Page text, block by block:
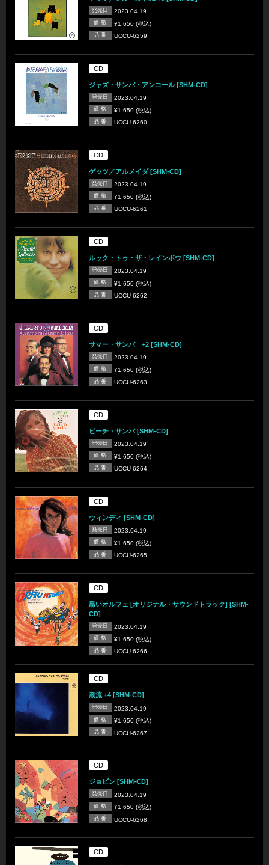
発売日 2023.04.19
価 格 ¥1,650 (税込)
品 番 UCCU-6259
CD
ジャズ・サンバ・アンコール [SHM-CD]
発売日 2023.04.19
価 格 ¥1,650 (税込)
品 番 UCCU-6260
CD
ゲッツ／アルメイダ [SHM-CD]
発売日 2023.04.19
価 格 ¥1,650 (税込)
品 番 UCCU-6261
CD
ルック・トゥ・ザ・レインボウ [SHM-CD]
発売日 2023.04.19
価 格 ¥1,650 (税込)
品 番 UCCU-6262
CD
サマー・サンバ +2 [SHM-CD]
発売日 2023.04.19
価 格 ¥1,650 (税込)
品 番 UCCU-6263
CD
ビーチ・サンバ [SHM-CD]
発売日 2023.04.19
価 格 ¥1,650 (税込)
品 番 UCCU-6264
CD
ウィンディ [SHM-CD]
発売日 2023.04.19
価 格 ¥1,650 (税込)
品 番 UCCU-6265
CD
黒いオルフェ [オリジナル・サウンドトラック] [SHM-
CD]
発売日 2023.04.19
価 格 ¥1,650 (税込)
品 番 UCCU-6266
CD
潮流 +4 [SHM-CD]
発売日 2023.04.19
価 格 ¥1,650 (税込)
品 番 UCCU-6267
CD
ジョビン [SHM-CD]
発売日 2023.04.19
価 格 ¥1,650 (税込)
品 番 UCCU-6268
CD